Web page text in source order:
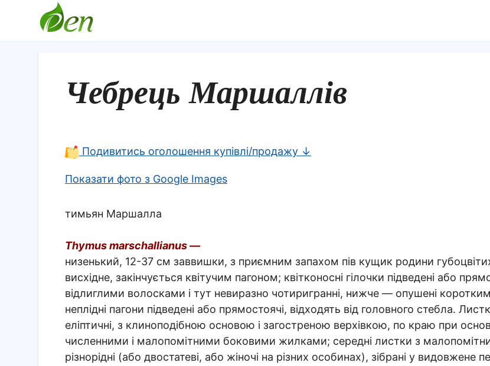
Чебрець Маршаллів
Подивитись оголошення купівлі/продажу ↓
Показати фото з Google Images
тимьян Маршалла
Thymus marschallianus —
низенький, 12-37 см заввишки, з приємним запахом пів кущик родини
висхідне, закінчується квітучим пагоном; квітконосні гілочки підведені або
відлиглими волосками і тут невиразно чотиригранні, нижче — опушені
неплідні пагони підведені або прямостоячі, відходять від головного стебла.
еліптичні, з клиноподібною основою і загостреною верхівкою, по краю при основі
численними і малопомітними боковими жилками; середні листки з
різнорідні (або двостатеві, або жіночі на різних особинах), зібрані у видовжене